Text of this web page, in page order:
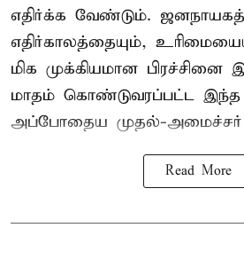
எதிர்க்க வேண்டும்.
எதிர்காலத்தையும்,
மிக முக்கியமான பிரச்சினை
மாதம் கொண்டுவரப்பட்ட
அப்போதைய முதல்-அமைச்சர்
Read More